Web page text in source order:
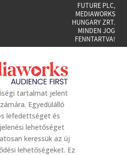
FUTURE PLC,
MEDIAWORKS
HUNGARY ZRT.
MINDEN JOG
FENNTARTVA!
tartalmat jelent
Egyedülálló
lefedettséget és
lehetőséget
keressük az új
lehetőségeket. Ez